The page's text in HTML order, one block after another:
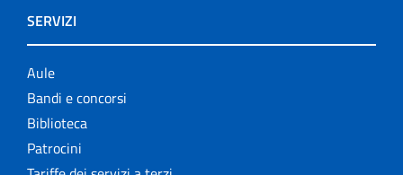
SERVIZI
Aule
Bandi e concorsi
Biblioteca
Patrocini